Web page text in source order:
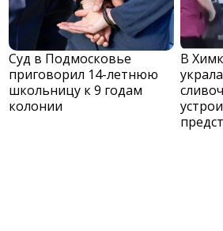
Суд в Подмосковье
приговорил 14-летнюю
школьницу к 9 годам
колонии
В